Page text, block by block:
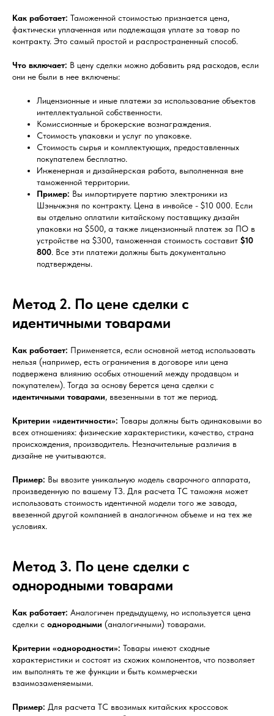
Как работает: Таможенной стоимостью признается цена,
фактически уплаченная или подлежащая уплате за товар по
контракту. Это самый простой и распространенный способ.
Что включает: В цену сделки можно добавить ряд расходов, если
они не были в нее включены:
Лицензионные и иные платежи за использование объектов
интеллектуальной собственности.
Комиссионные и брокерские вознаграждения.
Стоимость упаковки и услуг по упаковке.
Стоимость сырья и комплектующих, предоставленных
покупателем бесплатно.
Инженерная и дизайнерская работа, выполненная вне
таможенной территории.
Пример: Вы импортируете партию электроники из
Шэньчжэня по контракту. Цена в инвойсе - $10 000. Если
вы отдельно оплатили китайскому поставщику дизайн
упаковки на $500, а также лицензионный платеж за ПО в
устройстве на $300, таможенная стоимость составит $10
800. Все эти платежи должны быть документально
подтверждены.
Метод 2. По цене сделки с
идентичными товарами
Как работает: Применяется, если основной метод использовать
нельзя (например, есть ограничения в договоре или цена
подвержена влиянию особых отношений между продавцом и
покупателем). Тогда за основу берется цена сделки с
идентичными товарами, ввезенными в тот же период.
Критерии «идентичности»: Товары должны быть одинаковыми во
всех отношениях: физические характеристики, качество, страна
происхождения, производитель. Незначительные различия в
дизайне не учитываются.
Пример: Вы ввозите уникальную модель сварочного аппарата,
произведенную по вашему ТЗ. Для расчета ТС таможня может
использовать стоимость идентичной модели того же завода,
ввезенной другой компанией в аналогичном объеме и на тех же
условиях.
Метод 3. По цене сделки с
однородными товарами
Как работает: Аналогичен предыдущему, но используется цена
сделки с однородными (аналогичными) товарами.
Критерии «однородности»: Товары имеют сходные
характеристики и состоят из схожих компонентов, что позволяет
им выполнять те же функции и быть коммерчески
взаимозаменяемыми.
Пример: Для расчета ТС ввозимых китайских кроссовок